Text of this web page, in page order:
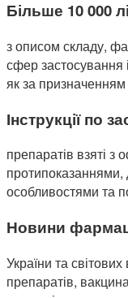
Більше 10 000
з описом складу,
сфер застосування
як за призначенням
Інструкції по
препаратів взяті з
особливостями та
Новини
України та
препаратів,